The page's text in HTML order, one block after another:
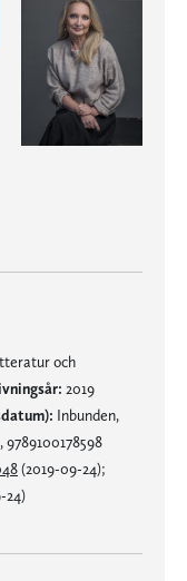
och
2019
Inbunden,
9789100178598
(2019-09-24);
24)